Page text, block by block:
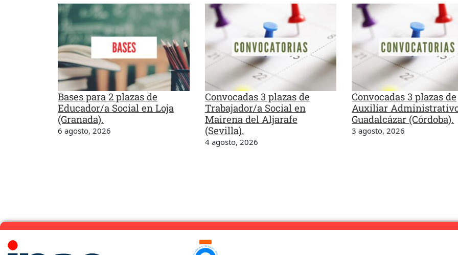
Bases para 2 plazas de
Educador/a Social en Loja
(Granada).
6 agosto, 2026
Convocadas 3 plazas de
Trabajador/a Social en
Mairena del Aljarafe
(Sevilla).
4 agosto, 2026
Convocadas 3 plazas de
Auxiliar
Guadalcázar (Córdoba).
3 agosto, 2026